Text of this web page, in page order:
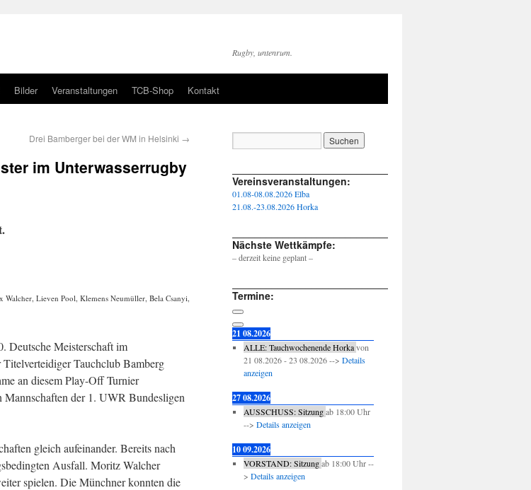
Rugby, untenrum.
Bilder Veranstaltungen TCB-Shop Kontakt
Drei Bamberger bei der WM in Helsinki →
im Unterwasserrugby
Walcher, Lieven Pool, Klemens Neumüller, Bela Csanyi,
Deutsche Meisterschaft im
Tauchclub Bamberg
an diesem Play-Off Turnier
der 1. UWR Bundesligen
gleich aufeinander. Bereits nach
Ausfall. Moritz Walcher
spielen. Die Münchner konnten die
Vereinsveranstaltungen:
01.08-08.08.2026 Elba
21.08.-23.08.2026 Horka
Nächste Wettkämpfe:
– derzeit keine geplant –
Termine:
21 08.2026
ALLE: Tauchwochenende Horka von
21 08.2026-23 08.2026--> Details
anzeigen
27 08.2026
AUSSCHUSS: Sitzung ab 18:00Uhr
--> Details anzeigen
10 09.2026
VORSTAND: Sitzung ab 18:00Uhr --
> Details anzeigen